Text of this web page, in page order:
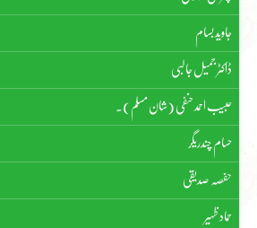
جاوید بسام
ڈاکٹر جمیل جالبی
حبیب احمد حنفی (شان مسلم)۔
حسام چندریگر
حفصہ صدیقی
حماد ظہیر